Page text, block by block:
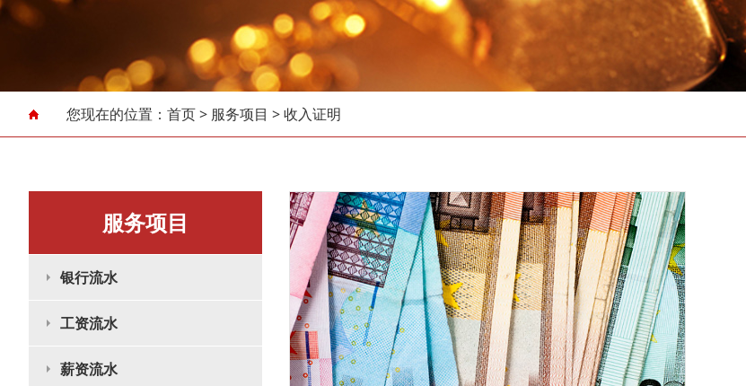
您现在的位置： 首页> 服务项目 >收入证明
服务项目
银行流水
工资流水
薪资流水